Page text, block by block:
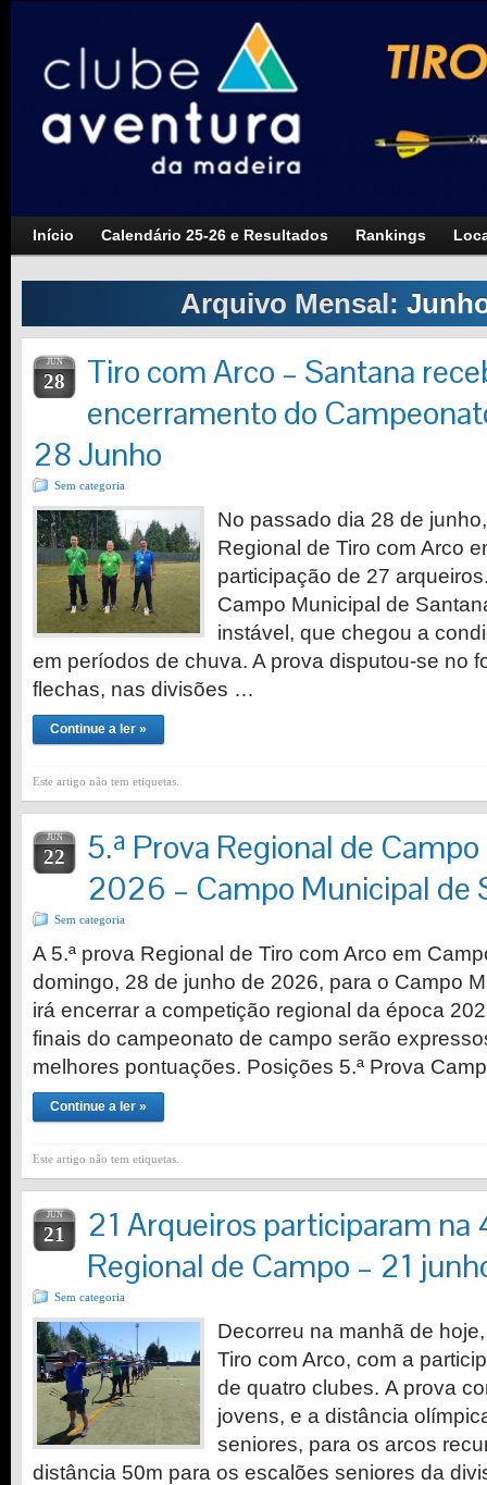
Início Calendário 25-26 e Resultados Rankings
Arquivo Mensal:
JUN
28
Tiro com Arco – Santana
encerramento do
28 Junho
Sem categoria
No passado dia 28 de
Regional de Tiro com Arco
participação de 27
Campo Municipal de
instável, que chegou a
em períodos de chuva. A prova disputou-se no
flechas, nas divisões …
Continue a ler »
Este artigo não tem etiquetas.
JUN
22
5.ª Prova Regional de
2026 – Campo Municipal de
Sem categoria
A 5.ª prova Regional de Tiro com Arco em
domingo, 28 de junho de 2026, para o Campo
irá encerrar a competição regional da época
finais do campeonato de campo serão
melhores pontuações. Posições 5.ª Prova
Continue a ler »
Este artigo não tem etiquetas.
JUN
21
21 Arqueiros participaram na
Regional de Campo – 21
Sem categoria
Decorreu na manhã de
Tiro com Arco, com a
de quatro clubes. A prova
jovens, e a distância
seniores, para os arcos
distância 50m para os escalões seniores da